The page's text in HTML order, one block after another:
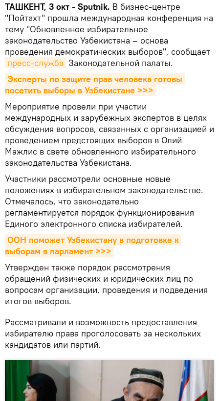
ТАШКЕНТ, 3 окт - Sputnik. В бизнес-центре
"Пойтахт" прошла международная конференция на
тему "Обновленное избирательное
законодательство Узбекистана – основа
проведения демократических выборов", сообщает
пресс-служба Законодательной палаты.
Эксперты по защите прав человека готовы
посетить выборы в Узбекистане >>>
Мероприятие провели при участии
международных и зарубежных экспертов в целях
обсуждения вопросов, связанных с организацией и
проведением предстоящих выборов в Олий
Мажлис в свете обновленного избирательного
законодательства Узбекистана.
Участники рассмотрели основные новые
положениях в избирательном законодательстве.
Отмечалось, что законодательно
регламентируется порядок функционирования
Единого электронного списка избирателей.
ООН поможет Узбекистану в подготовке к
выборам в парламент >>>
Утвержден также порядок рассмотрения
обращений физических и юридических лиц по
вопросам организации, проведения и подведения
итогов выборов.
Рассматривали и возможность предоставления
избирателю права проголосовать за нескольких
кандидатов или партий.